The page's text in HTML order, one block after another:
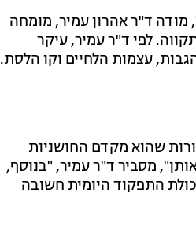
ד"ר אהרון עמיר, מומחה
לפי ד"ר עמיר, עיקר
עצמות הלחיים וקו הלסת.
שהוא מקדם החושניות
מסביר ד"ר עמיר, "בנוסף,
התפקוד היומית חשובה